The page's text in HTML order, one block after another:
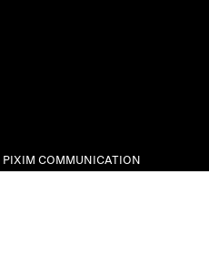
PIXIM COMMUNICATION